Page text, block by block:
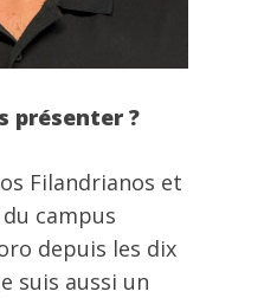
présenter ?
Filandrianos et
campus
depuis les dix
suis aussi un